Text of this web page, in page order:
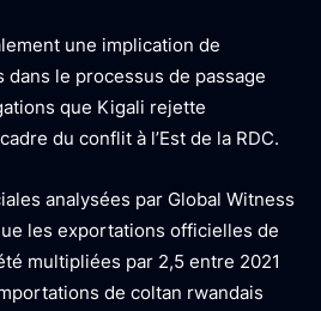
une implication de
dans le processus de passage
que Kigali rejette
du conflit à l’Est de la RDC.
analysées par Global Witness
les exportations officielles de
multipliées par 2,5 entre 2021
de coltan rwandais